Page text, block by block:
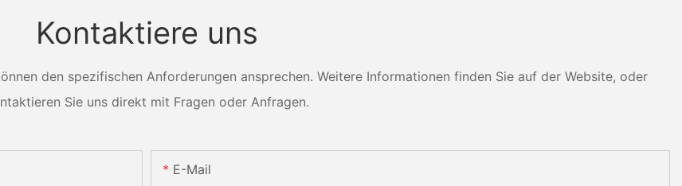
Kontaktiere uns
den spezifischen Anforderungen ansprechen. Weitere Informationen finden Sie auf der Website, oder
Sie uns direkt mit Fragen oder Anfragen.
E-Mail